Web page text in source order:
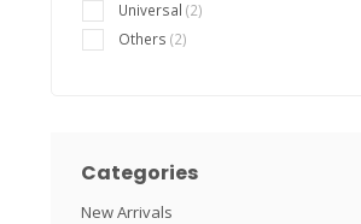
Universal (2)
Others (2)
Categories
New Arrivals